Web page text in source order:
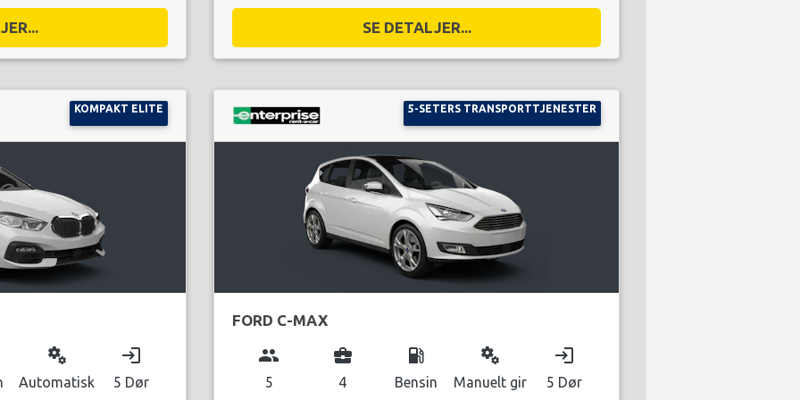
SE DETALJER...
KOMPAKT ELITE
miscellaneous_services
Automatisk
login
5 Dør
5-SETERS TRANSPORTTJENESTER
FORD C-MAX
group
5
business_center
4
local_gas_station
Bensin
miscellaneous_services
Manuelt gir
login
5 Dør